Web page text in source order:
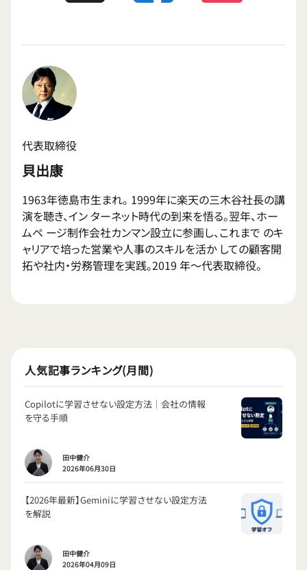
代表取締役
貝出康
1963年徳島市生まれ。 1999年に楽天の三木谷社長の講
演を聴き、イン ターネット時代の到来を悟る。翌年、ホー
ムペ ージ制作会社カンマン設立に参画し、これまで のキ
ャリアで培った営業や人事のスキルを活か しての顧客開
拓や社内・労務管理を実践。2019 年〜代表取締役。
人気記事ランキング(月間)
Copilotに学習させない設定方法｜会社の情報
を守る手順
田中健介
2026年06月30日
【2026年最新】Geminiに学習させない設定方法
を解説
田中健介
2026年04月09日